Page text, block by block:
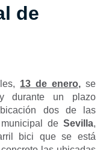
de
13 de enero, se
y durante un plazo
dos de las
de Sevilla,
bici que se está